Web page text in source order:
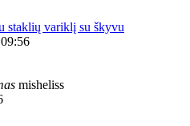
staklių variklį su škyvu
misheliss